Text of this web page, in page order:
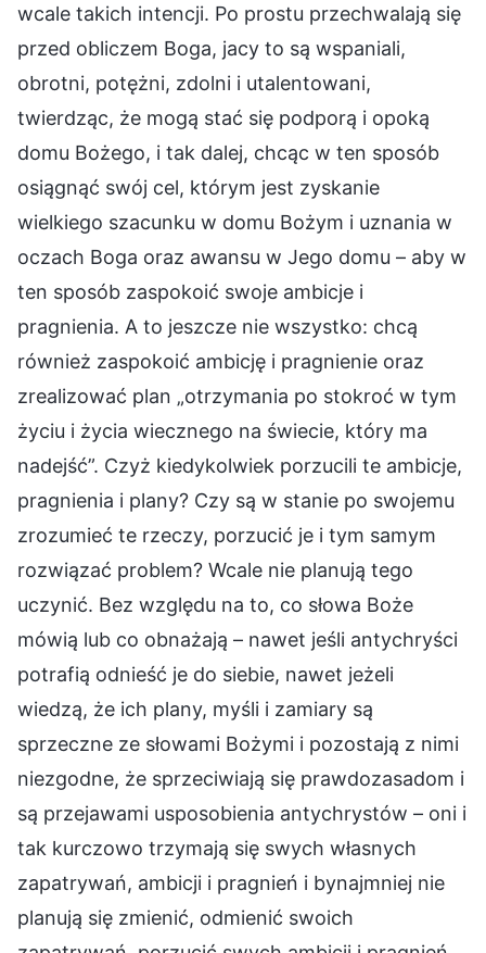
wcale takich intencji. Po prostu przechwalają się
przed obliczem Boga, jacy to są wspaniali,
obrotni, potężni, zdolni i utalentowani,
twierdząc, że mogą stać się podporą i opoką
domu Bożego, i tak dalej, chcąc w ten sposób
osiągnąć swój cel, którym jest zyskanie
wielkiego szacunku w domu Bożym i uznania w
oczach Boga oraz awansu w Jego domu – aby w
ten sposób zaspokoić swoje ambicje i
pragnienia. A to jeszcze nie wszystko: chcą
również zaspokoić ambicję i pragnienie oraz
zrealizować plan „otrzymania po stokroć w tym
życiu i życia wiecznego na świecie, który ma
nadejść”. Czyż kiedykolwiek porzucili te ambicje,
pragnienia i plany? Czy są w stanie po swojemu
zrozumieć te rzeczy, porzucić je i tym samym
rozwiązać problem? Wcale nie planują tego
uczynić. Bez względu na to, co słowa Boże
mówią lub co obnażają – nawet jeśli antychryści
potrafią odnieść je do siebie, nawet jeżeli
wiedzą, że ich plany, myśli i zamiary są
sprzeczne ze słowami Bożymi i pozostają z nimi
niezgodne, że sprzeciwiają się prawdozasadom i
są przejawami usposobienia antychrystów – oni i
tak kurczowo trzymają się swych własnych
zapatrywań, ambicji i pragnień i bynajmniej nie
planują się zmienić, odmienić swoich